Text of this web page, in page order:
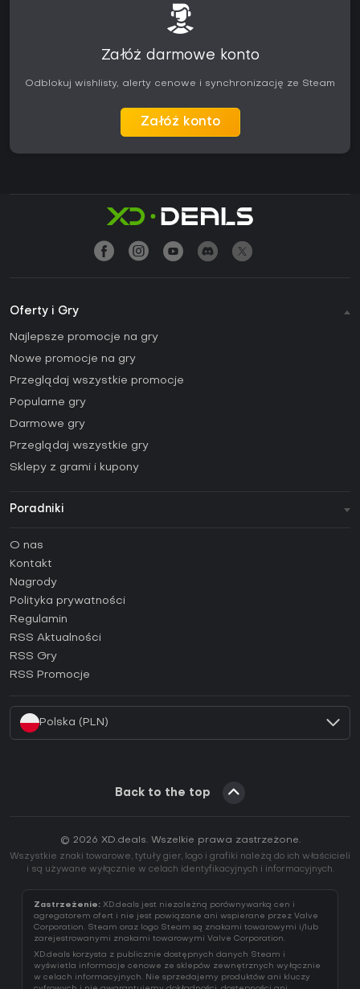
Załóż darmowe konto
Odblokuj wishlisty, alerty cenowe i synchronizację ze Steam
Załóż konto
Oferty i Gry
Najlepsze promocje na gry
Nowe promocje na gry
Przeglądaj wszystkie promocje
Popularne gry
Darmowe gry
Przeglądaj wszystkie gry
Sklepy z grami i kupony
Poradniki
Poradniki
Jak aktywować klucz Steam (CD Key)?
Jak aktywować klucz Epic Games (CD Key)?
Jak aktywować klucz GOG (CD Key)?
Jak aktywować klucz Ubisoft Connect (CD Key)?
O nas
Kontakt
Nagrody
Polityka prywatności
Regulamin
RSS Aktualności
RSS Gry
RSS Promocje
Polska (PLN)
Back to the top
© 2026 XD.deals. Wszelkie prawa zastrzeżone.
Wszystkie znaki towarowe, tytuły gier, logo i grafiki należą do ich właścicieli
i są używane wyłącznie w celach identyfikacyjnych i informacyjnych.
Zastrzeżenie: XD.deals jest niezależną porównywarką cen i
agregatorem ofert i nie jest powiązane ani wspierane przez Valve
Corporation. Steam oraz logo Steam są znakami towarowymi i/lub
zarejestrowanymi znakami towarowymi Valve Corporation.
XD.deals korzysta z publicznie dostępnych danych Steam i
wyświetla informacje cenowe ze sklepów zewnętrznych wyłącznie
w celach informacyjnych. Nie sprzedajemy produktów ani kluczy